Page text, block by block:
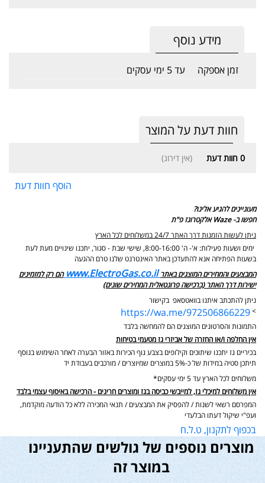
מידע נוסף
זמן אספקה עד 5 ימי עסקים
חוות דעת על המוצר
0 חוות דעת (אין דירוג)
הוסף חוות דעת
מעוניינים להגיע אלינו?
חפשו ב- Waze אלקטרוגז פ"ת
ניתן לעשות הזמנות דרך האתר 24/7 במשלוחים לכל הארץ
ימים ושעות פעילות: א'- ה' 8:00-16:00, שישי שבת - סגור,
יתכנו שינויים מעת לעת
בשעות הפתיחה אנא להתעדכן באתר האינטרנט שלנו טרם ההגעה
המבצעים והמחירים המוצגים באתר www.ElectroGas.co.il הם רק למזמינים
ישירות דרך האתר (ברכישה פרונטאלית המחירים שונים)
ניתן להתכתב איתנו בוואטסאפ בקישור
>
https://wa.me/972506866229
התמונות והסרטונים המוצגים הם להמחשה בלבד
אין החלפה ו/או החזרה של אביזרי גז מטעמי בטיחות
בכיריים גז יתכנו שיתוכים וקילופים בצבע גוף הכירות באזור הבערה לאחר השימוש בנוסף
תיתכן סטיה במידות של כ-5% במוצרים שמיוצרים / מורכבים בעבודת יד
משלוחים לכל הארץ עד 5 ימי עסקים*
אין משלוחים למיכלי גז, למייבשי כביסה בגז ומוצרים חריגים - הרכישה באיסוף עצמי בלבד
המפרסם רשאי לשנות / להפסיק את המבצעים / תנאי המכירה ללא כל הודעה מוקדמת,
ועפ"י שיקול דעתו הבלעדי
בכפוף לתקנון, ט.ל.ח
מוצרים נוספים של גולשים שהתעניינו
במוצר זה